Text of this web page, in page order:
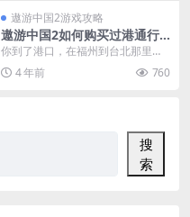
遨游中国2游戏攻略
遨游中国2如何购买过港通行
证
你到了港口，在福州到台北那里，
就可以买，在菜单里有通行证，点
一下就可以了，如果是...
4 年前 760
搜
索